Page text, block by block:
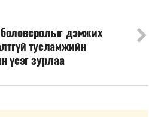
дэмжих
тусламжийн
үсэг зурлаа